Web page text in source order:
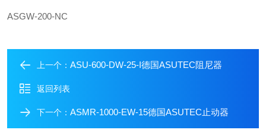
ASGW-200-NC
上一个： ASU-600-DW-25-I德国ASUTEC阻尼器
返回列表
下一个： ASMR-1000-EW-15德国ASUTEC止动器